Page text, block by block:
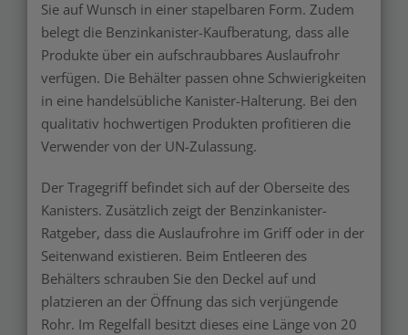
Sie auf Wunsch in einer stapelbaren Form. Zudem
belegt die Benzinkanister-Kaufberatung, dass alle
Produkte über ein aufschraubbares Auslaufrohr
verfügen. Die Behälter passen ohne Schwierigkeiten
in eine handelsübliche Kanister-Halterung. Bei den
qualitativ hochwertigen Produkten profitieren die
Verwender von der UN-Zulassung.
Der Tragegriff befindet sich auf der Oberseite des
Kanisters. Zusätzlich zeigt der Benzinkanister-
Ratgeber, dass die Auslaufrohre im Griff oder in der
Seitenwand existieren. Beim Entleeren des
Behälters schrauben Sie den Deckel auf und
platzieren an der Öffnung das sich verjüngende
Rohr. Im Regelfall besitzt dieses eine Länge von 20